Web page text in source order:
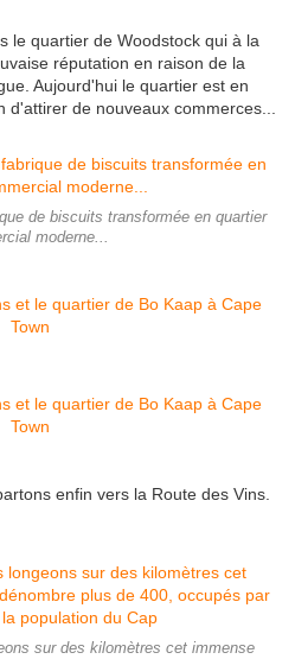
le quartier de Woodstock qui à la
réputation en raison de la
Aujourd'hui le quartier est en
de nouveaux commerces...
de biscuits transformée en quartier
moderne...
enfin vers la Route des Vins.
sur des kilomètres cet immense